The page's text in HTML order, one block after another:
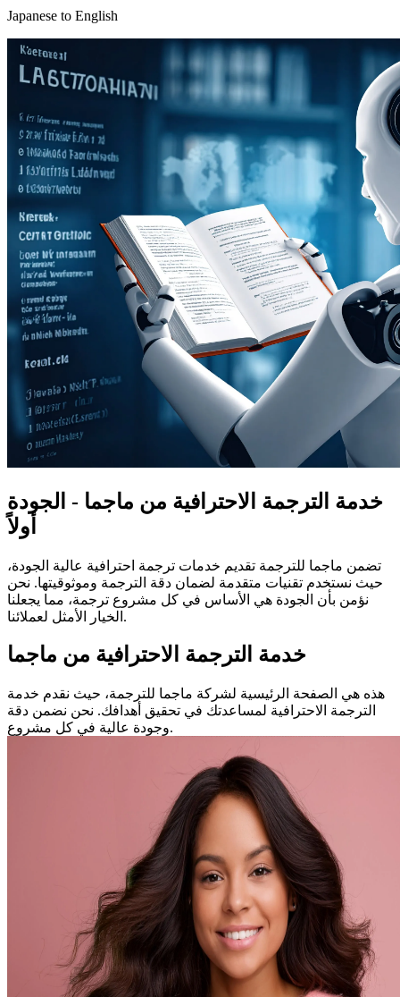
Japanese to English
خدمة الترجمة الاحترافية من ماجما - الجودة
أولاً
تضمن ماجما للترجمة تقديم خدمات ترجمة احترافية عالية الجودة،
حيث نستخدم تقنيات متقدمة لضمان دقة الترجمة وموثوقيتها. نحن
نؤمن بأن الجودة هي الأساس في كل مشروع ترجمة، مما يجعلنا
الخيار الأمثل لعملائنا.
خدمة الترجمة الاحترافية من ماجما
هذه هي الصفحة الرئيسية لشركة ماجما للترجمة، حيث نقدم خدمة
الترجمة الاحترافية لمساعدتك في تحقيق أهدافك. نحن نضمن دقة
وجودة عالية في كل مشروع.